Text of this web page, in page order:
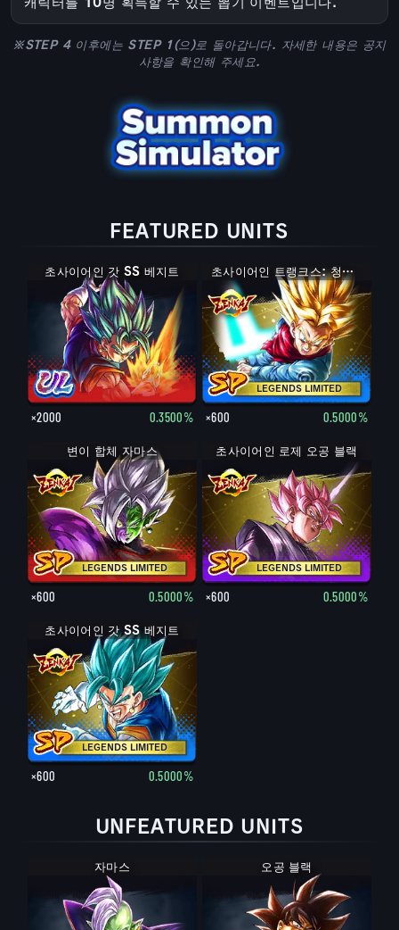
※STEP 4 이후에는 STEP 1(으)로 돌아갑니다. 자세한 내용은 공지
사항을 확인해 주세요.
FEATURED UNITS
초사이어인 갓 SS 베지트
×2000 0.3500%
LEGENDS LIMITED
초사이어인 트랭크스: 청년기
×600 0.5000%
LEGENDS LIMITED
변이 합체 자마스
×600 0.5000%
LEGENDS LIMITED
초사이어인 로제 오공 블랙
×600 0.5000%
LEGENDS LIMITED
초사이어인 갓 SS 베지트
×600 0.5000%
UNFEATURED UNITS
자마스 오공 블랙